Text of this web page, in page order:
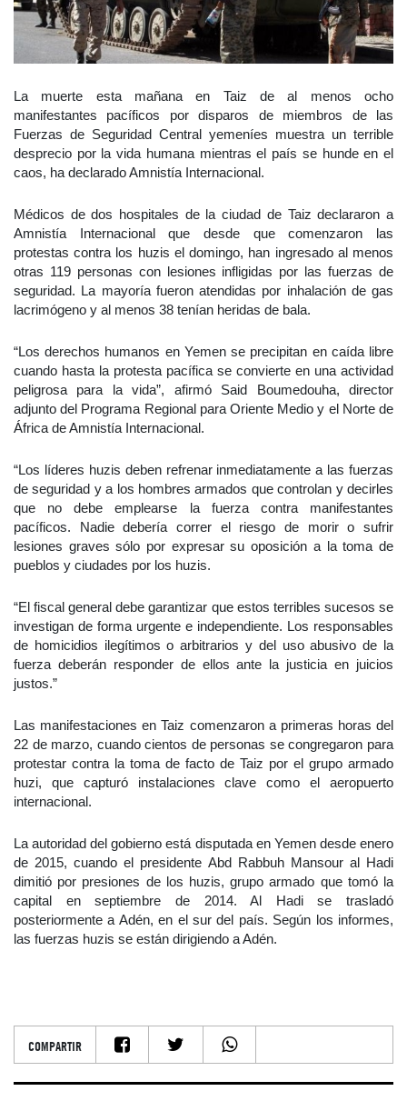
La muerte esta mañana en Taiz de al menos ocho
manifestantes pacíficos por disparos de miembros de las
Fuerzas de Seguridad Central yemeníes muestra un terrible
desprecio por la vida humana mientras el país se hunde en el
caos, ha declarado Amnistía Internacional.
Médicos de dos hospitales de la ciudad de Taiz declararon a
Amnistía Internacional que desde que comenzaron las
protestas contra los huzis el domingo, han ingresado al menos
otras 119 personas con lesiones infligidas por las fuerzas de
seguridad. La mayoría fueron atendidas por inhalación de gas
lacrimógeno y al menos 38 tenían heridas de bala.
“Los derechos humanos en Yemen se precipitan en caída libre
cuando hasta la protesta pacífica se convierte en una actividad
peligrosa para la vida”, afirmó Said Boumedouha, director
adjunto del Programa Regional para Oriente Medio y el Norte de
África de Amnistía Internacional.
“Los líderes huzis deben refrenar inmediatamente a las fuerzas
de seguridad y a los hombres armados que controlan y decirles
que no debe emplearse la fuerza contra manifestantes
pacíficos. Nadie debería correr el riesgo de morir o sufrir
lesiones graves sólo por expresar su oposición a la toma de
pueblos y ciudades por los huzis.
“El fiscal general debe garantizar que estos terribles sucesos se
investigan de forma urgente e independiente. Los responsables
de homicidios ilegítimos o arbitrarios y del uso abusivo de la
fuerza deberán responder de ellos ante la justicia en juicios
justos.”
Las manifestaciones en Taiz comenzaron a primeras horas del
22 de marzo, cuando cientos de personas se congregaron para
protestar contra la toma de facto de Taiz por el grupo armado
huzi, que capturó instalaciones clave como el aeropuerto
internacional.
La autoridad del gobierno está disputada en Yemen desde enero
de 2015, cuando el presidente Abd Rabbuh Mansour al Hadi
dimitió por presiones de los huzis, grupo armado que tomó la
capital en septiembre de 2014. Al Hadi se trasladó
posteriormente a Adén, en el sur del país. Según los informes,
las fuerzas huzis se están dirigiendo a Adén.
COMPARTIR